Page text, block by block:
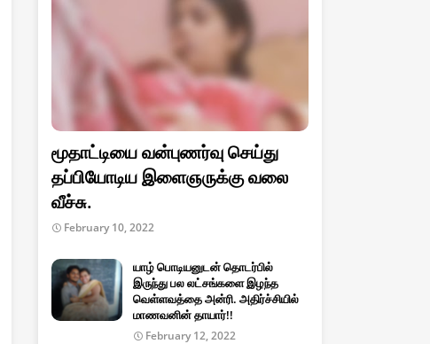
மூதாட்டியை வன்புணர்வு செய்து
தப்பியோடிய இளைஞருக்கு வலை
வீச்சு.
February 10, 2022
யாழ் பொடியனுடன் தொடர்பில்
இருந்து பல லட்சங்களை இழந்த
வெள்ளவத்தை அன்ரி. அதிர்ச்சியில்
மாணவனின் தாயார்!!
February 12, 2022